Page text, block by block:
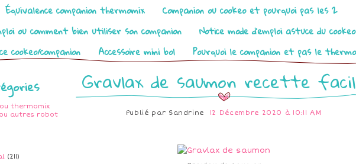
Équivalence companion thermomix
Companion ou cookeo et pourquoi pas les 2
ou comment bien utiliser son companion
Notice mode d’emploi astuce du
cookeo/companion
Accessoire mini bol Pourquoi le companion et pas le
thermomix
autres robot
(211)
Gravlax de saumon recette
Publié par Sandrine 12 Décembre 2020 à 10:11 AM